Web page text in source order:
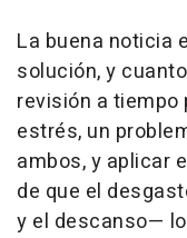
La buena noticia
solución, y
revisión a
estrés, un
ambos, y aplicar
de que el
y el descanso—